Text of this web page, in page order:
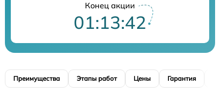
Конец акции
01:13:40
Преимущества Этапы работ Цены Гарантия